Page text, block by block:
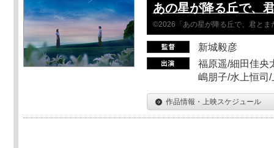
あの星が降る丘で、
©2026「あの星が降る丘で、君とま
新城毅彦
福原遥/細田佳央
嶋朋子/水上恒司
作品情報・上映スケジュール